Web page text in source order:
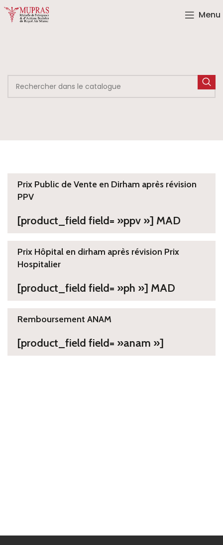
Menu
Prix Public de Vente en Dirham après révision
PPV
[product_field field= »ppv »] MAD
Prix Hôpital en dirham après révision Prix
Hospitalier
[product_field field= »ph »] MAD
Remboursement ANAM
[product_field field= »anam »]